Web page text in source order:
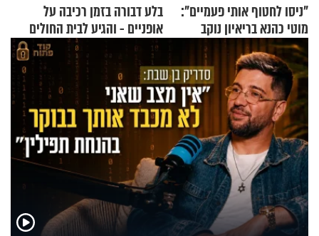
"ניסו לחטוף אותי פעמיים":
מוטי כהנא בריאיון נוקב
בלע דבורה בזמן רכיבה על
אופניים - והגיע לבית החולים
במצב מסכן חיים